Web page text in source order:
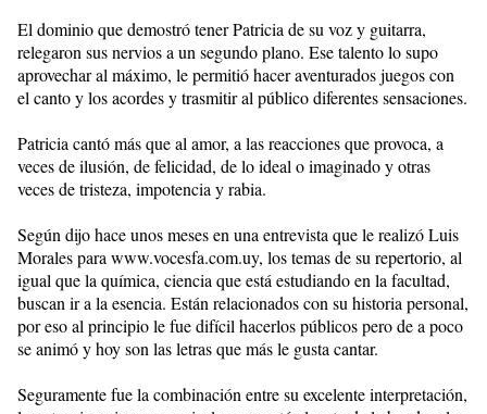
El dominio que demostró tener Patricia de su voz y guitarra,
relegaron sus nervios a un segundo plano. Ese talento lo supo
aprovechar al máximo, le permitió hacer aventurados juegos con
el canto y los acordes y trasmitir al público diferentes sensaciones.
Patricia cantó más que al amor, a las reacciones que provoca, a
veces de ilusión, de felicidad, de lo ideal o imaginado y otras
veces de tristeza, impotencia y rabia.
Según dijo hace unos meses en una entrevista que le realizó Luis
Morales para www.vocesfa.com.uy, los temas de su repertorio, al
igual que la química, ciencia que está estudiando en la facultad,
buscan ir a la esencia. Están relacionados con su historia personal,
por eso al principio le fue difícil hacerlos públicos pero de a poco
se animó y hoy son las letras que más le gusta cantar.
Seguramente fue la combinación entre su excelente interpretación,